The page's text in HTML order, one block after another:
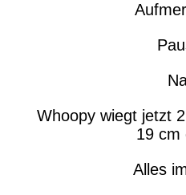
Whoopy wiegt jetzt
19 cm
Alles